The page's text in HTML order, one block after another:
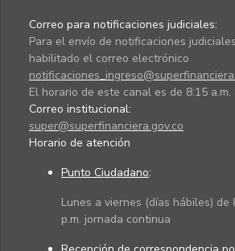
Correo para notificaciones judiciales:
Para el envío de notificaciones
habilitado el correo electrónico
El horario de este canal es de 8:15 a.m.
Correo institucional:
super@superfinanciera.gov.co
Horario de atención
Punto Ciudadano:
Lunes a viernes (días hábiles) de
p.m. jornada continua